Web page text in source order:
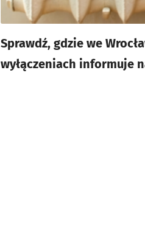
Sprawdź, gdzie we
wyłączeniach informuje